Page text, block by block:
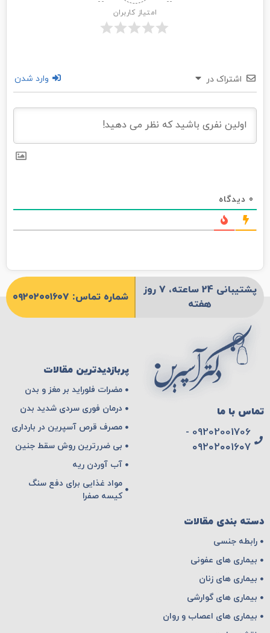
امتیاز کاربران
اشتراک در وارد شدن
0 دیدگاه
پشتیبانی 24 ساعته، 7 روز
هفته
شماره تماس: ۰۹۲۰۲۰۰۱۶۰۷
تماس با ما
09202001706 -
۰۹۲۰۲۰۰۱۶۰۷
پربازدیدترین مقالات
مضرات فلوراید بر مغز و بدن
درمان فوری سردی شدید بدن
مصرف قرص آسپرین در بارداری
بی ضررترین روش سقط جنین
آب آوردن ریه
مواد غذایی برای دفع سنگ
کیسه صفرا
دسته بندی مقالات
رابطه جنسی
بیماری های عفونی
بیماری های زنان
بیماری های گوارشی
بیماری های اعصاب و روان